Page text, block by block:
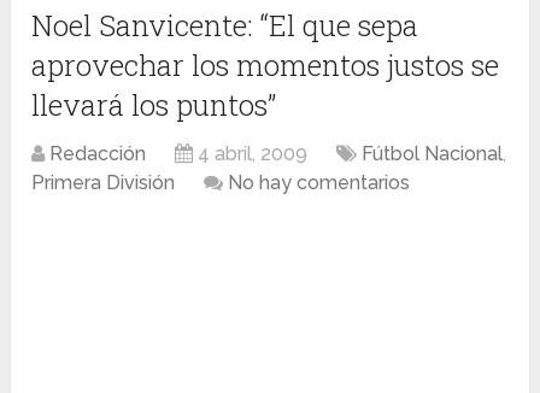
Noel Sanvicente: “El que sepa
aprovechar los momentos justos se
llevará los puntos”
Redacción 4 abril, 2009 Fútbol Nacional,
Primera División
No hay comentarios